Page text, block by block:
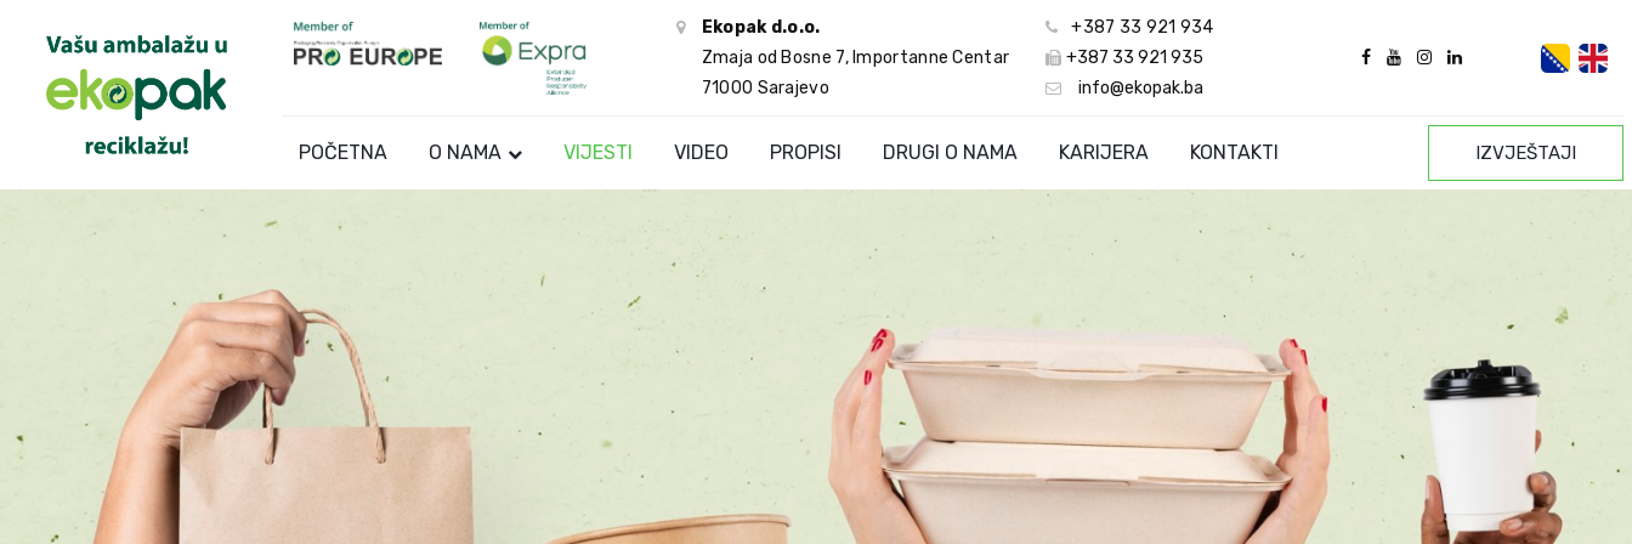
Ekopak d.o.o.
Zmaja od Bosne 7, Importanne Centar
71000 Sarajevo
+387 33 921 934
+387 33 921 935
info@ekopak.ba
POČETNA O NAMA VIJESTI VIDEO PROPISI DRUGI O NAMA KARIJERA KONTAKTI IZVJEŠTAJI